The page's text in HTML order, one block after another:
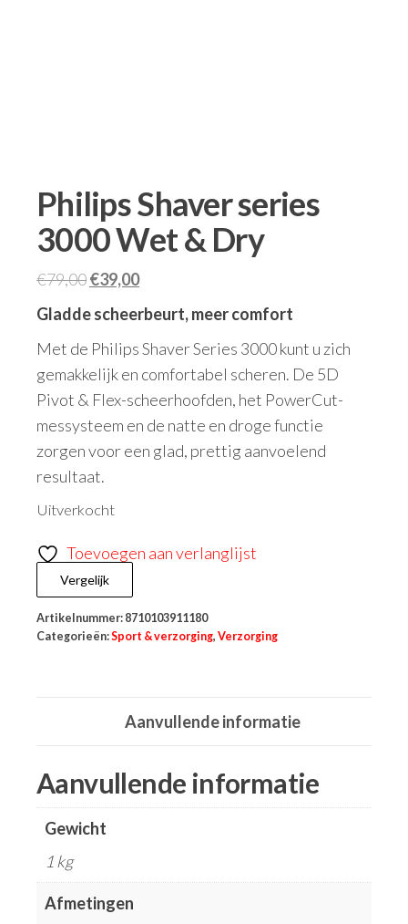
Philips Shaver series
3000 Wet & Dry
€79,00€39,00
Gladde scheerbeurt, meer comfort
Met de Philips Shaver Series 3000 kunt u zich
gemakkelijk en comfortabel scheren. De 5D
Pivot & Flex-scheerhoofden, het PowerCut-
messysteem en de natte en droge functie
zorgen voor een glad, prettig aanvoelend
resultaat.
Uitverkocht
Toevoegen aan verlanglijst
Vergelijk
Artikelnummer: 8710103911180
Categorieën:Sport & verzorging, Verzorging
Aanvullende informatie
Aanvullende informatie
Gewicht
1 kg
Afmetingen